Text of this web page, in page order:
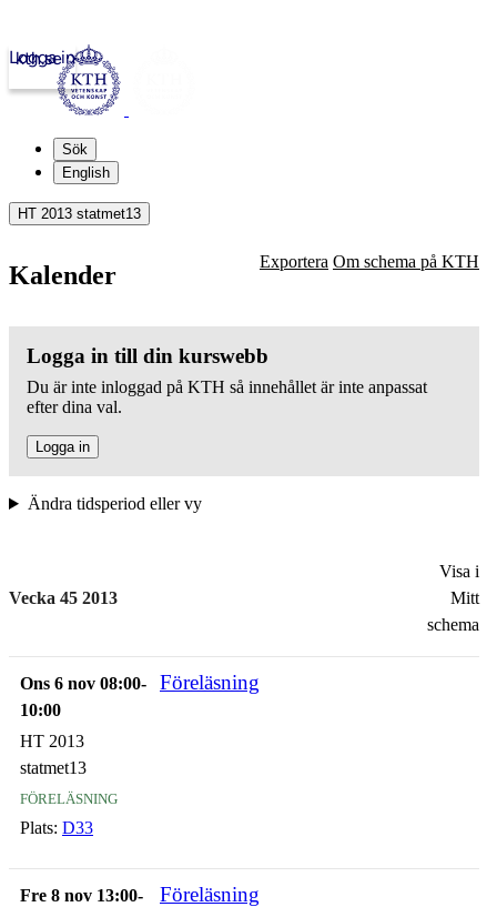
kth.se
Logga in
Sök
English
HT 2013 statmet13
Kalender Exportera Om schema på KTH
Logga in till din kurswebb
Du är inte inloggad på KTH så innehållet är inte anpassat
efter dina val.
Logga in
Ändra tidsperiod eller vy
Vecka 45 2013
Visa i
Mitt
schema
Ons 6 nov 08:00-
10:00
Föreläsning
HT 2013
statmet13
föreläsning
Plats: D33
Fre 8 nov 13:00-
Föreläsning